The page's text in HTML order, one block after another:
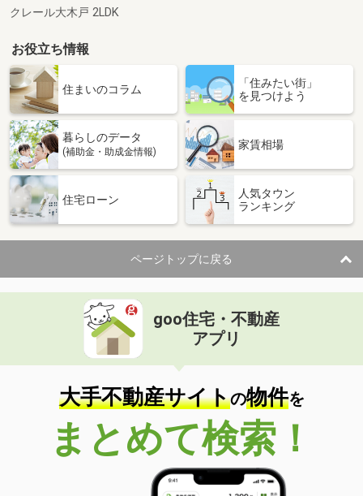
クレール大木戸 2LDK
お役立ち情報
住まいのコラム
「住みたい街」
を見つけよう
暮らしのデータ
(補助金・助成金情報)
家賃相場
住宅ローン
人気タウン
ランキング
ページトップに戻る
goo住宅・不動産
アプリ
大手不動産サイトの物件を
まとめて検索！